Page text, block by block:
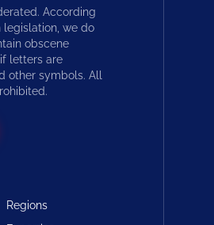
According
legislation, we do
obscene
letters are
other symbols. All
Regions